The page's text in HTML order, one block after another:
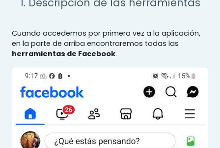
Cuando accedemos por primera vez a la aplicación,
en la parte de arriba encontraremos todas las
herramientas de Facebook.